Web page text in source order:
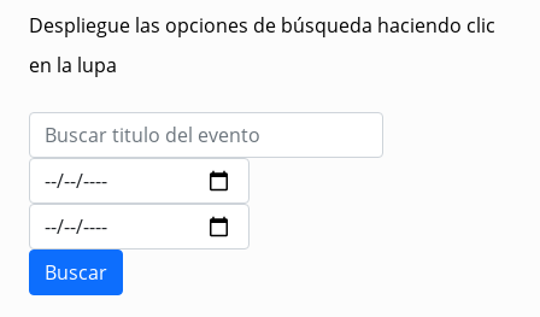
Despliegue las opciones de búsqueda haciendo clic
en la lupa